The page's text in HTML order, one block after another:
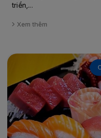
triển,...
Xem thêm